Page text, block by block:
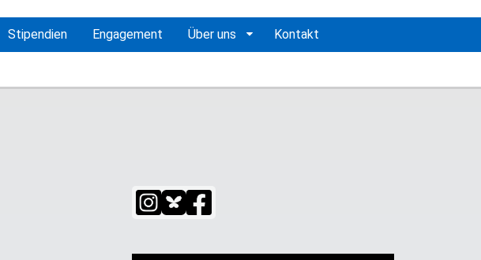
Stipendien Engagement Über uns Kontakt